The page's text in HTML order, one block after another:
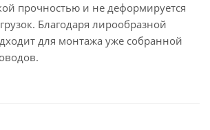
прочностью и не деформируется
Благодаря лирообразной
для монтажа уже собранной